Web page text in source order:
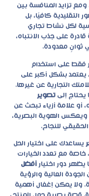
تزايد المنافسة بين
التقليدية كافيًا، بل
لكل نشاط تجاري
على جذب الانتباه،
في ثوانٍ معدودة.
فقط على استخدام
يعتمد بشكل أكبر على
التجارية عن غيرها.
يحتاج إلى تصوير
علامة أزياء تبحث عن
ويعكس الهوية البصرية،
للنجاح.
يساعدك على اختيار الحل
خاصة مع تعدد الخيارات
دور اختيار أفضل
العالية والرؤية
ولا يمكن إغفال أهمية